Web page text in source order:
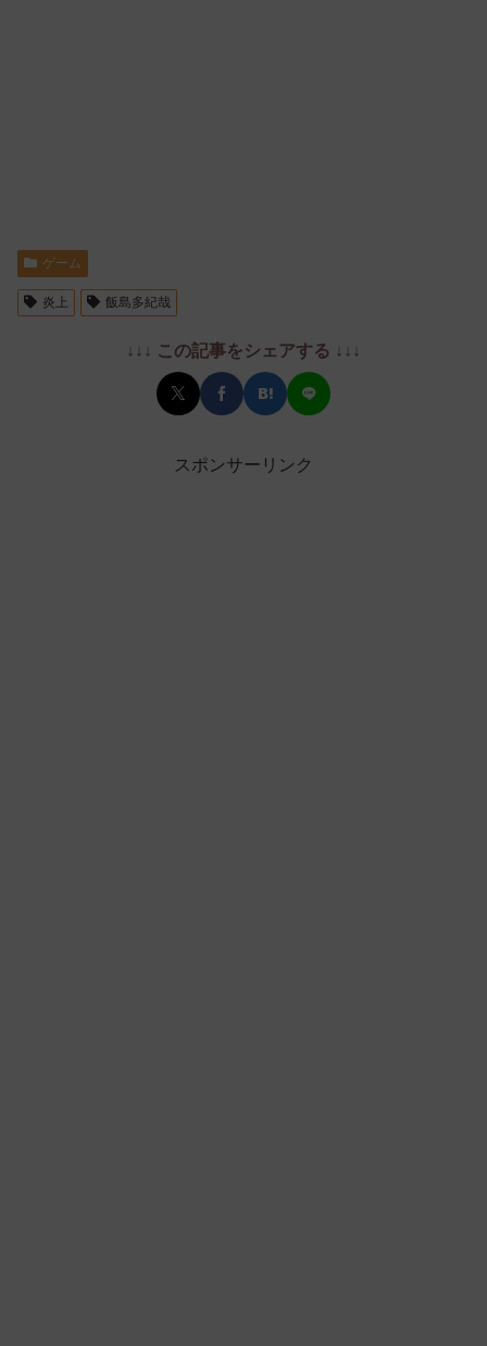
ゲーム
炎上 飯島多紀哉
↓↓↓ この記事をシェアする ↓↓↓
スポンサーリンク